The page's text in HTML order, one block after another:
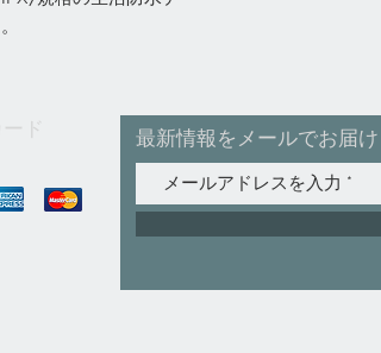
ド 最新情報をメールでお届